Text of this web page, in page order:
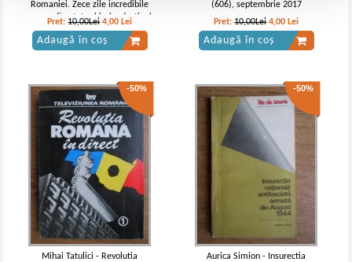
Romaniei. Zece zile incredibile
care ar fi putut schimba destinul
tarii
Pret:10,00Lei 4,00 Lei
Adaugă în coș
(606), septembrie 2017
Pret:10,00Lei 4,00 Lei
Adaugă în coș
-50%
Mihai Tatulici - Revolutia
-50%
Aurica Simion - Insurectia